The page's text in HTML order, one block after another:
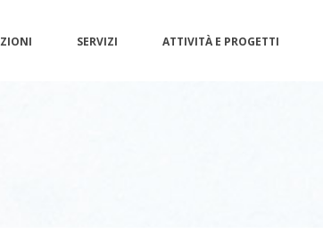
SERVIZI ATTIVITÀ E PROGETTI